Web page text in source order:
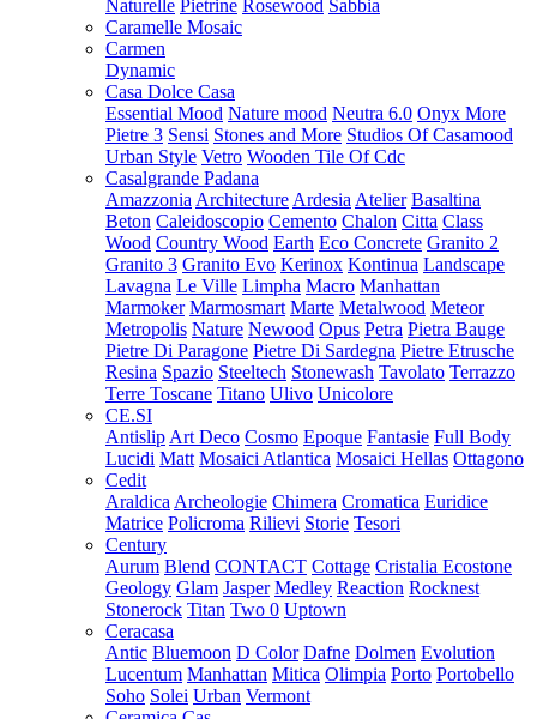
Naturelle Pietrine Rosewood Sabbia
Caramelle Mosaic
Carmen
Dynamic
Casa Dolce Casa
Essential Mood Nature mood Neutra 6.0 Onyx More
Pietre 3 Sensi Stones and More Studios Of Casamood
Urban Style Vetro Wooden Tile Of Cdc
Casalgrande Padana
Amazzonia Architecture Ardesia Atelier Basaltina
Beton Caleidoscopio Cemento Chalon Citta Class
Wood Country Wood Earth Eco Concrete Granito 2
Granito 3 Granito Evo Kerinox Kontinua Landscape
Lavagna Le Ville Limpha Macro Manhattan
Marmoker Marmosmart Marte Metalwood Meteor
Metropolis Nature Newood Opus Petra Pietra Bauge
Pietre Di Paragone Pietre Di Sardegna Pietre Etrusche
Resina Spazio Steeltech Stonewash Tavolato Terrazzo
Terre Toscane Titano Ulivo Unicolore
CE.SI
Antislip Art Deco Cosmo Epoque Fantasie Full Body
Lucidi Matt Mosaici Atlantica Mosaici Hellas Ottagono
Cedit
Araldica Archeologie Chimera Cromatica Euridice
Matrice Policroma Rilievi Storie Tesori
Century
Aurum Blend CONTACT Cottage Cristalia Ecostone
Geology Glam Jasper Medley Reaction Rocknest
Stonerock Titan Two 0 Uptown
Ceracasa
Antic Bluemoon D Color Dafne Dolmen Evolution
Lucentum Manhattan Mitica Olimpia Porto Portobello
Soho Solei Urban Vermont